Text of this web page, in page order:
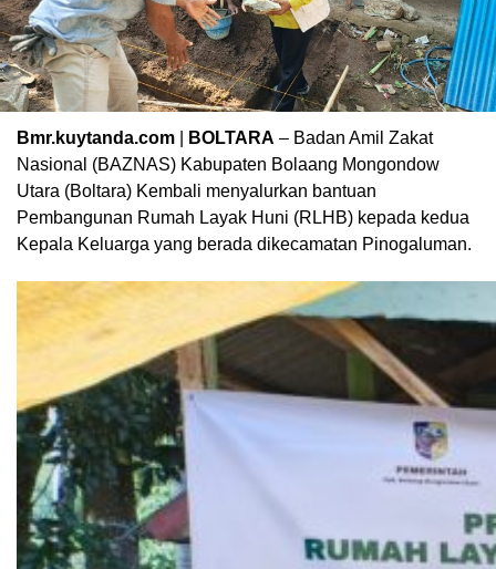
Bmr.kuytanda.com BOLTARA – Badan Amil Zakat
Nasional (BAZNAS) Kabupaten Bolaang Mongondow
Utara (Boltara) Kembali menyalurkan bantuan
Pembangunan Rumah Layak Huni (RLHB) kepada kedua
Kepala Keluarga yang berada dikecamatan Pinogaluman.